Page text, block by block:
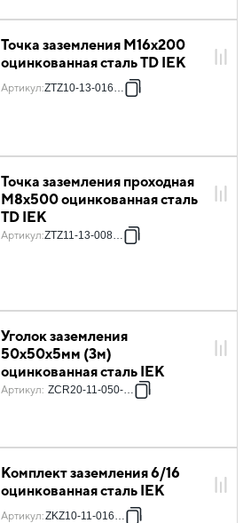
Точка заземления М16х200
оцинкованная сталь TD IEK
Артикул:ZTZ10-13-016-02
Точка заземления проходная
М8х500 оцинкованная сталь
TD IEK
Артикул:ZTZ11-13-008-05
Уголок заземления
50х50х5мм (3м)
оцинкованная сталь IEK
Артикул: ZCR20-11-050-003
Комплект заземления 6/16
оцинкованная сталь IEK
Артикул:ZKZ10-11-016-06